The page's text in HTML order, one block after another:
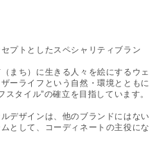
プトとしたスペシャリティブラン
まち）に生きる人々を絵にするウェ
ーライフという自然・環境とともに
タイル”の確立を目指しています。
デザインは、他のブランドにはない
として、コーディネートの主役にな